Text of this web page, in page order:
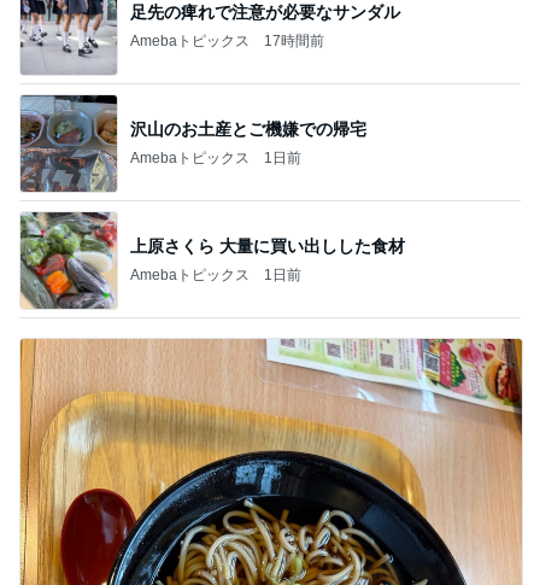
足先の痺れで注意が必要なサンダル
Amebaトピックス 17時間前
沢山のお土産とご機嫌での帰宅
Amebaトピックス 1日前
上原さくら 大量に買い出しした食材
Amebaトピックス 1日前